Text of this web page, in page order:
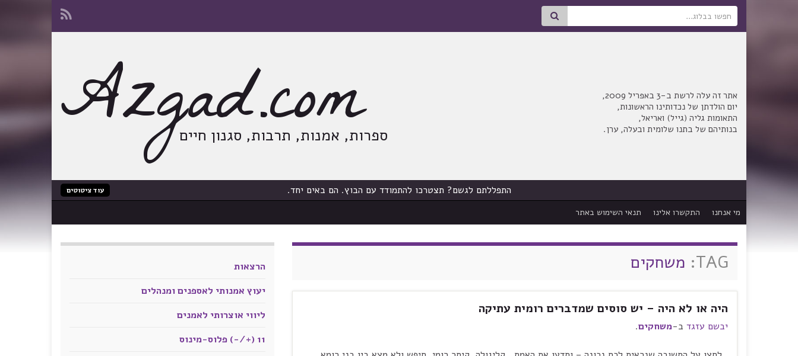
Search for:
אתר זה עלה לרשת ב-3 באפריל 2009,
יום הולדתן של נכדותינו הראשונות,
התאומות גליה (גייל) ואריאל,
בנותיהם של בתנו שלומית ובעלה, ערן.
Azgad.com
ספרות, אמנות, תרבות, סגנון חיים
התפללתם לגשם? תצטרכו להתמודד עם הבוץ. הם באים יחד. עוד ציטוטים
מי אנחנו התקשרו אלינו תנאי השימוש באתר
TAG: משחקים
היה או לא היה – יש סוסים שמדברים רומית עתיקה
יבשם עזגד ב-משחקים.
הרצאות
יעוץ אמנותי לאספנים ומנהלים
ליווי אוצרותי לאמנים
11 (+/-) פלוס-מינוס